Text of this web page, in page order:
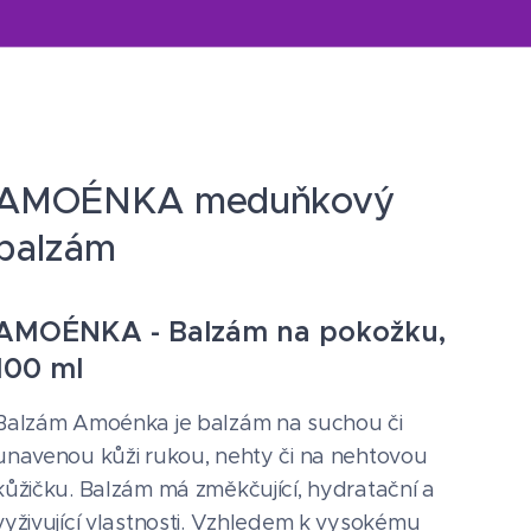
meduňkový
- Balzám na pokožku,
ml
Amoénka je balzám na suchou či
kůži rukou, nehty či na nehtovou
Balzám má změkčující, hydratační a
vlastnosti. Vzhledem k vysokému